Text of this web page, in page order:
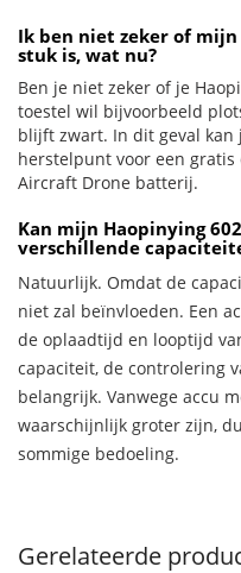
Ik ben niet zeker of
stuk is, wat nu?
Ben je niet zeker of je
toestel wil bijvoorbeeld
blijft zwart. In dit geval kan
herstelpunt voor een
Aircraft Drone batterij.
Kan mijn Haopinying
verschillende
Natuurlijk. Omdat de
niet zal beïnvloeden. Een
de oplaadtijd en looptijd
capaciteit, de controlering
belangrijk. Vanwege accu
waarschijnlijk groter zijn,
sommige bedoeling.
Gerelateerde